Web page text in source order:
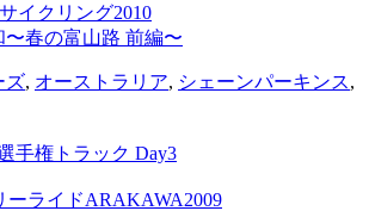
イクリング2010
春の富山路 前編〜
ズ, オーストラリア, シェーンパーキンス,
手権トラック Day3
ライドARAKAWA2009